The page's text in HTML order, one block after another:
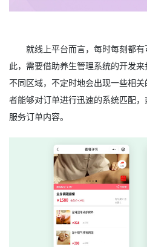
就线上平台而言，每时每刻都
此，需要借助养生管理系统的开发
不同区域，不定时地会出现一些相
者能够对订单进行迅速的系统匹配
服务订单内容。